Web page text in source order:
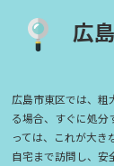
広
広島市東区では、粗
る場合、すぐに処分
っては、これが大
自宅まで訪問し、安